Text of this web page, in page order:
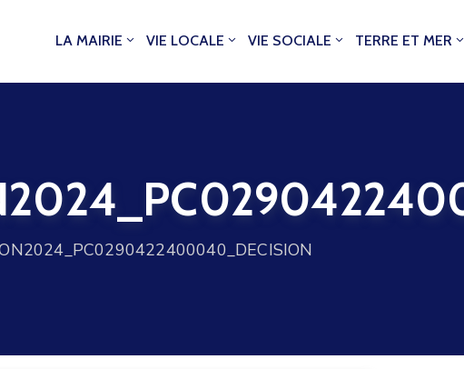
LA MAIRIE VIE LOCALE VIE SOCIALE TERRE ET MER